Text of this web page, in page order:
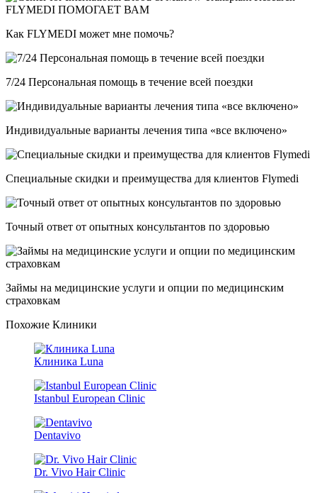
FLYMEDI ПОМОГАЕТ ВАМ
Как FLYMEDI может мне помочь?
7/24 Персональная помощь в течение всей поездки
Индивидуальные варианты лечения типа «все включено»
Специальные скидки и преимущества для клиентов Flymedi
Точный ответ от опытных консультантов по здоровью
Займы на медицинские услуги и опции по медицинским
страховкам
Похожие Клиники
Клиника Luna
Istanbul European Clinic
Dentavivo
Dr. Vivo Hair Clinic